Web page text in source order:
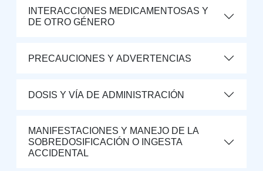
INTERACCIONES MEDICAMENTOSAS Y
DE OTRO GÉNERO
PRECAUCIONES Y ADVERTENCIAS
DOSIS Y VÍA DE ADMINISTRACIÓN
MANIFESTACIONES Y MANEJO DE LA
SOBREDOSIFICACIÓN O INGESTA
ACCIDENTAL